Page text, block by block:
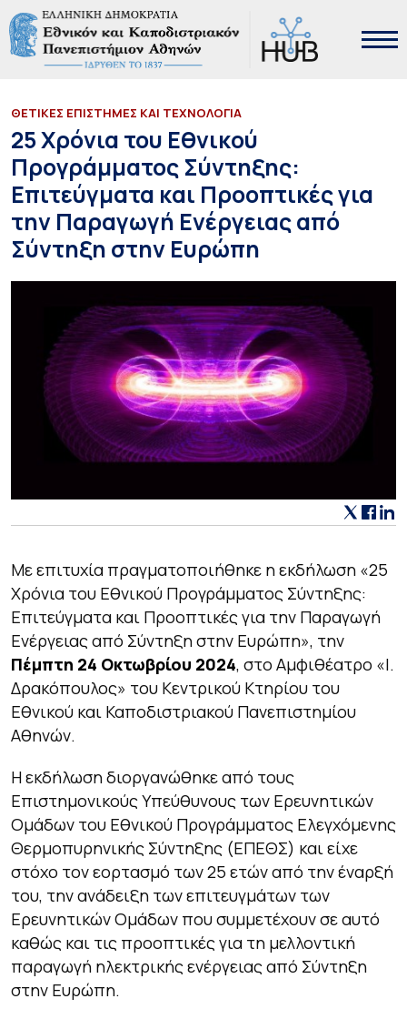
ΘΕΤΙΚΕΣ ΕΠΙΣΤΗΜΕΣ ΚΑΙ ΤΕΧΝΟΛΟΓΙΑ
25 Χρόνια του Εθνικού
Προγράμματος Σύντηξης:
Επιτεύγματα και Προοπτικές για
την Παραγωγή Ενέργειας από
Σύντηξη στην Ευρώπη
Με επιτυχία πραγματοποιήθηκε η εκδήλωση «25
Χρόνια του Εθνικού Προγράμματος Σύντηξης:
Επιτεύγματα και Προοπτικές για την Παραγωγή
Ενέργειας από Σύντηξη στην Ευρώπη», την
Πέμπτη 24 Οκτωβρίου 2024, στο Αμφιθέατρο «Ι.
Δρακόπουλος» του Κεντρικού Κτηρίου του
Εθνικού και Καποδιστριακού Πανεπιστημίου
Αθηνών.
Η εκδήλωση διοργανώθηκε από τους
Επιστημονικούς Υπεύθυνους των Ερευνητικών
Ομάδων του Εθνικού Προγράμματος Ελεγχόμενης
Θερμοπυρηνικής Σύντηξης (ΕΠΕΘΣ) και είχε
στόχο τον εορτασμό των 25 ετών από την έναρξή
του, την ανάδειξη των επιτευγμάτων των
Ερευνητικών Ομάδων που συμμετέχουν σε αυτό
καθώς και τις προοπτικές για τη μελλοντική
παραγωγή ηλεκτρικής ενέργειας από Σύντηξη
στην Ευρώπη.